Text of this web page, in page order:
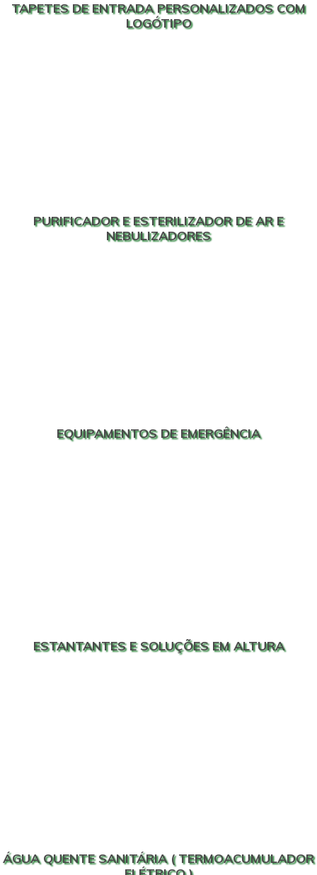
TAPETES DE ENTRADA PERSONALIZADOS COM
LOGÓTIPO
PURIFICADOR E ESTERILIZADOR DE AR E
NEBULIZADORES
EQUIPAMENTOS DE EMERGÊNCIA
ESTANTANTES E SOLUÇÕES EM ALTURA
ÁGUA QUENTE SANITÁRIA ( TERMOACUMULADOR